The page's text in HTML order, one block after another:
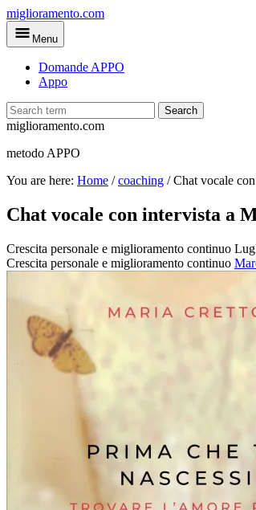
Skip
to
main
miglioramento.com
Menu
Domande APPO
Appo
Search
miglioramento.com
metodo APPO
You are here: Home /coaching /Chat vocale
Chat vocale con intervista a
Crescita personale e miglioramento continuo
Crescita personale e miglioramento continuo